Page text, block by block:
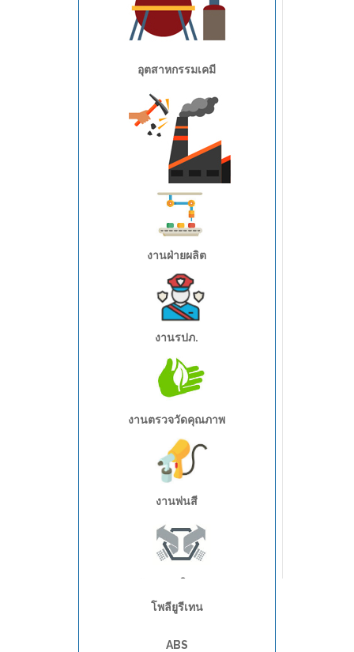
อุตสาหกรรมเคมี
อุตสาหกรรมเหมืองแร่
อุตสาหกรรมไฟฟ้า
อุตสาหกรรมยานยนต์
งานฝ่ายผลิต
งานรปภ.
งานตรวจวัดคุณภาพ
งานพ่นสี
โพลียูรีเทน
ABS